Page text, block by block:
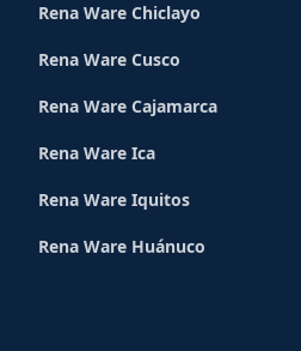
Rena Ware Chiclayo
Rena Ware Cusco
Rena Ware Cajamarca
Rena Ware Ica
Rena Ware Iquitos
Rena Ware Huánuco